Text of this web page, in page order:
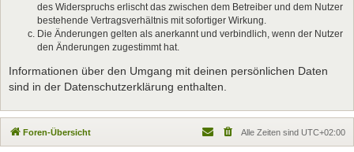
des Widerspruchs erlischt das zwischen dem Betreiber und dem Nutzer
bestehende Vertragsverhältnis mit sofortiger Wirkung.
Die Änderungen gelten als anerkannt und verbindlich, wenn der Nutzer
den Änderungen zugestimmt hat.
Informationen über den Umgang mit deinen persönlichen Daten
sind in der Datenschutzerklärung enthalten.
Foren-Übersicht Alle Zeiten sind UTC+02:00